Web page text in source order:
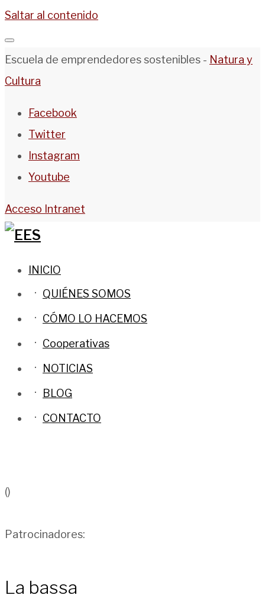
Saltar al contenido
Escuela de emprendedores sostenibles - Natura y
Cultura
Facebook
Twitter
Instagram
Youtube
Acceso Intranet
INICIO
QUIÉNES SOMOS
CÓMO LO HACEMOS
Cooperativas
NOTICIAS
BLOG
CONTACTO
()
Patrocinadores:
La bassa